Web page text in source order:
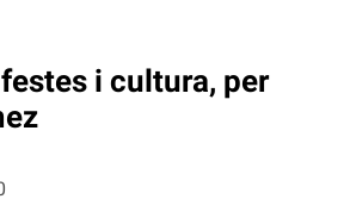
i cultura, per